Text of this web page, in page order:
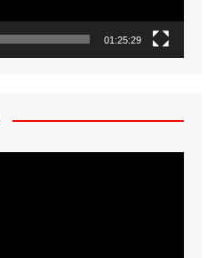
01:25:29